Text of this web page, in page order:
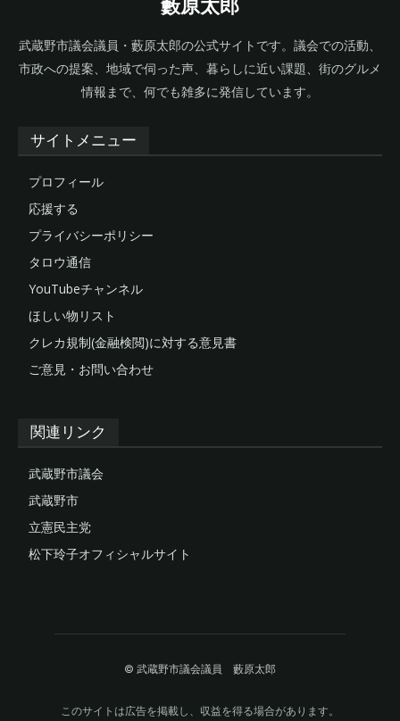
藪原太郎
武蔵野市議会議員・藪原太郎の公式サイトです。議会での活動、
市政への提案、地域で伺った声、暮らしに近い課題、街のグルメ
情報まで、何でも雑多に発信しています。
サイトメニュー
プロフィール
応援する
プライバシーポリシー
タロウ通信
YouTubeチャンネル
ほしい物リスト
クレカ規制(金融検閲)に対する意見書
ご意見・お問い合わせ
関連リンク
武蔵野市議会
武蔵野市
立憲民主党
松下玲子オフィシャルサイト
© 武蔵野市議会議員 藪原太郎
このサイトは広告を掲載し、収益を得る場合があります。